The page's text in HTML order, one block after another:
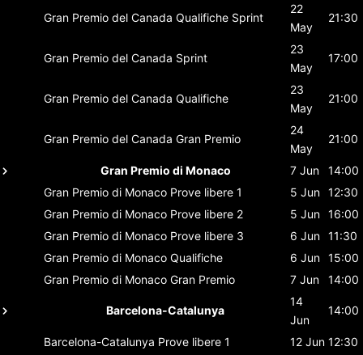
Gran Premio del Canada Qualifiche Sprint
22
May
21:30
Gran Premio del Canada Sprint
23
May
17:00
Gran Premio del Canada Qualifiche
23
May
21:00
Gran Premio del Canada Gran Premio
24
May
21:00
Gran Premio di Monaco 7 Jun
14:00
Gran Premio di Monaco Prove libere 1 5 Jun 12:30
Gran Premio di Monaco Prove libere 2 5 Jun 16:00
Gran Premio di Monaco Prove libere 3 6 Jun 11:30
Gran Premio di Monaco Qualifiche 6 Jun 15:00
Gran Premio di Monaco Gran Premio 7 Jun 14:00
Barcelona-Catalunya
14
Jun
14:00
Barcelona-Catalunya Prove libere 1 12 Jun 12:30